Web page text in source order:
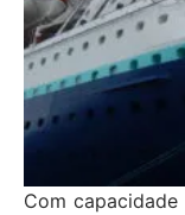
Com